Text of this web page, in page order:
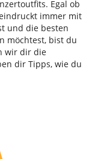
Egal ob
immer mit
und die besten
möchtest, bist du
wir dir die
dir Tipps, wie du